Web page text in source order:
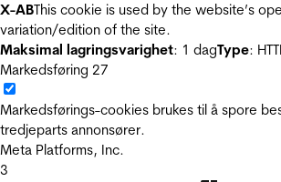
X-ABThis cookie is used by the website’s
variation/edition of the site.
Maksimal lagringsvarighet: 1 dagType:
Markedsføring 27
Markedsførings-cookies brukes til å spore
tredjeparts annonsører.
Meta Platforms, Inc.
3